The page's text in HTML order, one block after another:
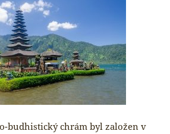
budhistický chrám byl založen v